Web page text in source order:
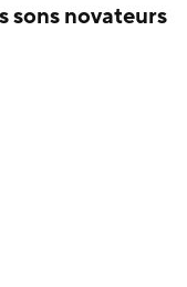
sons novateurs